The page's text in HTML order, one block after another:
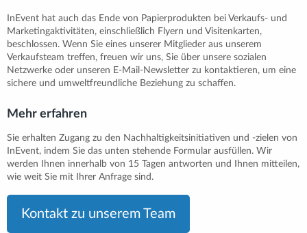
InEvent hat auch das Ende von Papierprodukten bei Verkaufs- und
Marketingaktivitäten, einschließlich Flyern und Visitenkarten,
beschlossen. Wenn Sie eines unserer Mitglieder aus unserem
Verkaufsteam treffen, freuen wir uns, Sie über unsere sozialen
Netzwerke oder unseren E-Mail-Newsletter zu kontaktieren, um eine
sichere und umweltfreundliche Beziehung zu schaffen.
Mehr erfahren
Sie erhalten Zugang zu den Nachhaltigkeitsinitiativen und -zielen von
InEvent, indem Sie das unten stehende Formular ausfüllen. Wir
werden Ihnen innerhalb von 15 Tagen antworten und Ihnen mitteilen,
wie weit Sie mit Ihrer Anfrage sind.
Kontakt zu unserem Team